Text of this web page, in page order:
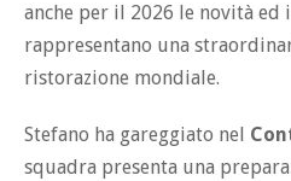
anche per il 2026 le novità ed
rappresentano una
ristorazione mondiale.
Stefano ha gareggiato nel
squadra presenta una